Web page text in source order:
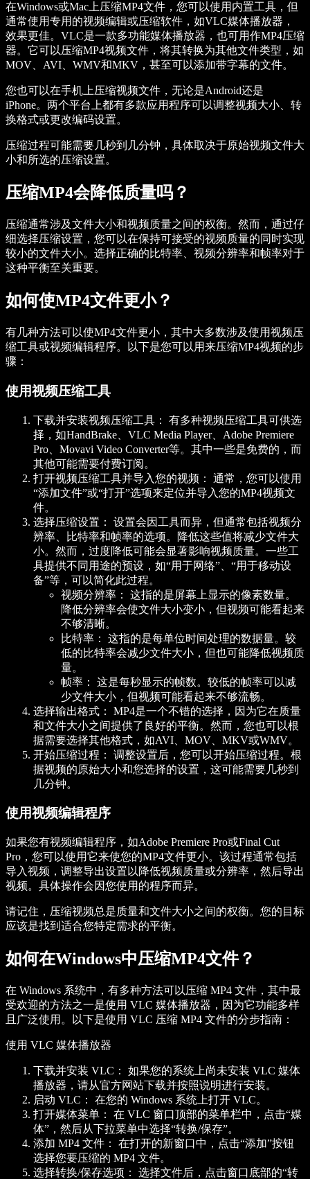
在Windows或Mac上压缩MP4文件，您可以使用内置工具，但
通常使用专用的视频编辑或压缩软件，如VLC媒体播放器，
效果更佳。VLC是一款多功能媒体播放器，也可用作MP4压缩
器。它可以压缩MP4视频文件，将其转换为其他文件类型，如
MOV、AVI、WMV和MKV，甚至可以添加带字幕的文件。
您也可以在手机上压缩视频文件，无论是Android还是
iPhone。两个平台上都有多款应用程序可以调整视频大小、转
换格式或更改编码设置。
压缩过程可能需要几秒到几分钟，具体取决于原始视频文件大
小和所选的压缩设置。
压缩MP4会降低质量吗？
压缩通常涉及文件大小和视频质量之间的权衡。然而，通过仔
细选择压缩设置，您可以在保持可接受的视频质量的同时实现
较小的文件大小。选择正确的比特率、视频分辨率和帧率对于
这种平衡至关重要。
如何使MP4文件更小？
有几种方法可以使MP4文件更小，其中大多数涉及使用视频压
缩工具或视频编辑程序。以下是您可以用来压缩MP4视频的步
骤：
使用视频压缩工具
下载并安装视频压缩工具：
有多种视频压缩工具可供选
择，如HandBrake、VLC Media Player、Adobe Premiere
Pro、Movavi Video Converter等。其中一些是免费的，而
其他可能需要付费订阅。
打开视频压缩工具并导入您的视频：
通常，您可以使用
“添加文件”或“打开”选项来定位并导入您的MP4视频文
件。
选择压缩设置：
设置会因工具而异，但通常包括视频分
辨率、比特率和帧率的选项。降低这些值将减少文件大
小。然而，过度降低可能会显著影响视频质量。一些工
具提供不同用途的预设，如“用于网络”、“用于移动设
备”等，可以简化此过程。
视频分辨率：
这指的是屏幕上显示的像素数量。
降低分辨率会使文件大小变小，但视频可能看起来
不够清晰。
比特率：
这指的是每单位时间处理的数据量。较
低的比特率会减少文件大小，但也可能降低视频质
量。
帧率：
这是每秒显示的帧数。较低的帧率可以减
少文件大小，但视频可能看起来不够流畅。
选择输出格式：
MP4是一个不错的选择，因为它在质量
和文件大小之间提供了良好的平衡。然而，您也可以根
据需要选择其他格式，如AVI、MOV、MKV或WMV。
开始压缩过程：
调整设置后，您可以开始压缩过程。根
据视频的原始大小和您选择的设置，这可能需要几秒到
几分钟。
使用视频编辑程序
如果您有视频编辑程序，如Adobe Premiere Pro或Final Cut
Pro，您可以使用它来使您的MP4文件更小。该过程通常包括
导入视频，调整导出设置以降低视频质量或分辨率，然后导出
视频。具体操作会因您使用的程序而异。
请记住，压缩视频总是质量和文件大小之间的权衡。您的目标
应该是找到适合您特定需求的平衡。
如何在Windows中压缩MP4文件？
在 Windows 系统中，有多种方法可以压缩 MP4 文件，其中最
受欢迎的方法之一是使用 VLC 媒体播放器，因为它功能多样
且广泛使用。以下是使用 VLC 压缩 MP4 文件的分步指南：
使用 VLC 媒体播放器
下载并安装 VLC：
如果您的系统上尚未安装 VLC 媒体
播放器，请从官方网站下载并按照说明进行安装。
启动 VLC：
在您的 Windows 系统上打开 VLC。
打开媒体菜单：
在 VLC 窗口顶部的菜单栏中，点击“媒
体”，然后从下拉菜单中选择“转换/保存”。
添加 MP4 文件：
在打开的新窗口中，点击“添加”按钮
选择您要压缩的 MP4 文件。
选择转换/保存选项：
选择文件后，点击窗口底部的“转